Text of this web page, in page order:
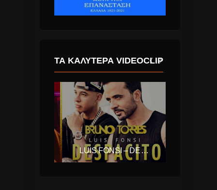
ΤΑ ΚΑΛΎΤΕΡΑ VIDEOCLIP
LUIS FONSI – DESPACITO FEAT. DADDY YANKEE